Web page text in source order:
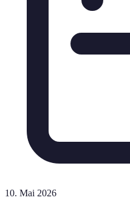
10. Mai 2026